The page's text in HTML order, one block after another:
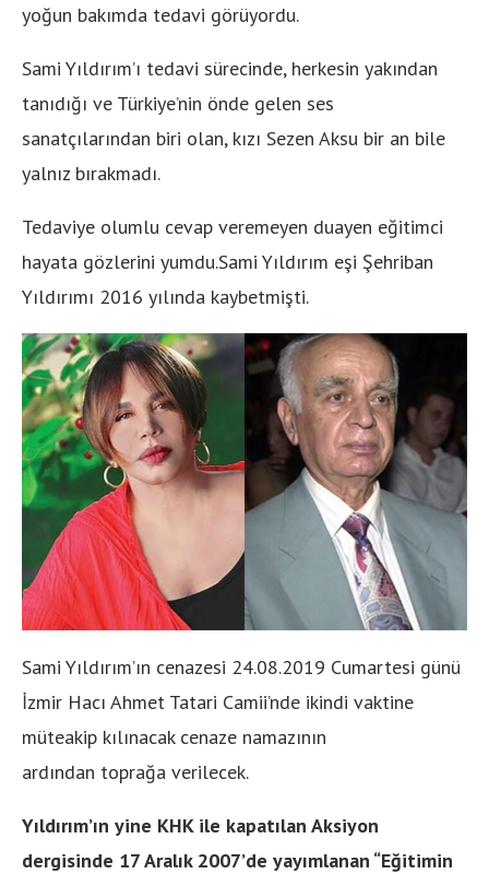
yoğun bakımda tedavi görüyordu.
Sami Yıldırım’ı tedavi sürecinde, herkesin yakından
tanıdığı ve Türkiye’nin önde gelen ses
sanatçılarından biri olan, kızı Sezen Aksu bir an bile
yalnız bırakmadı.
Tedaviye olumlu cevap veremeyen duayen eğitimci
hayata gözlerini yumdu.Sami Yıldırım eşi Şehriban
Yıldırımı 2016 yılında kaybetmişti.
Sami Yıldırım’ın cenazesi 24.08.2019 Cumartesi günü
İzmir Hacı Ahmet Tatari Camii’nde ikindi vaktine
müteakip kılınacak cenaze namazının
ardından toprağa verilecek.
Yıldırım’ın yine KHK ile kapatılan Aksiyon
dergisinde 17 Aralık 2007’de yayımlanan “Eğitimin